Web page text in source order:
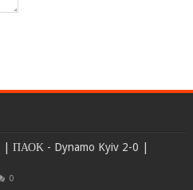
| ΠΑΟΚ - Dynamo Kyiv 2-0 |
0